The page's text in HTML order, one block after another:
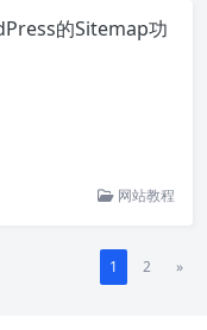
的Sitemap功
网站教程
1 2 »